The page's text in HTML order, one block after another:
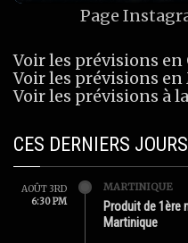
Page
Voir les prévisions en
Voir les prévisions
Voir les prévisions à
CES DERNIERS
AOÛT 3RD
6:30 PM
MARTINIQUE
Produit de 1ère
Martinique